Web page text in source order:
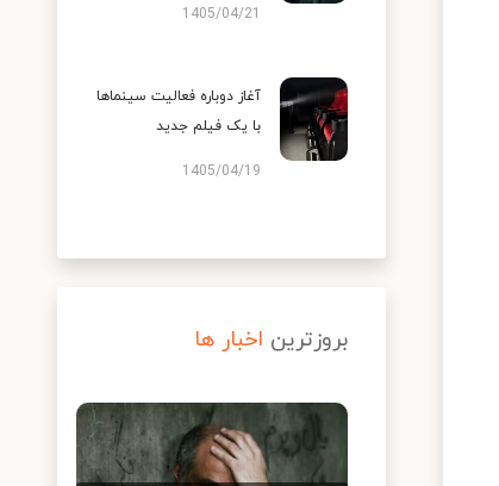
1405/04/21
آغاز دوباره فعالیت سینماها
با یک فیلم جدید
1405/04/19
بروزترین اخبار ها